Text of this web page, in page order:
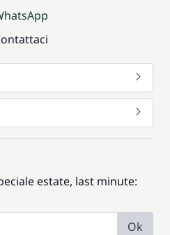
estate, last minute:
Ok